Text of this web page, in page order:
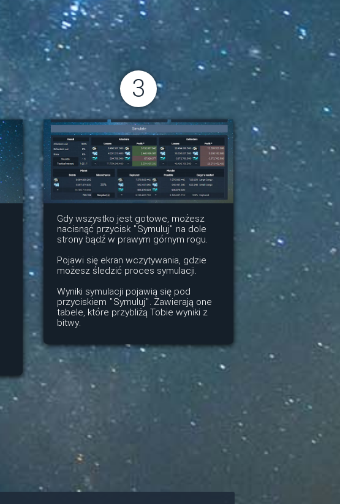
3
Gdy wszystko jest gotowe, możesz
nacisnąć przycisk "Symuluj" na dole
strony bądź w prawym górnym rogu.
Pojawi się ekran wczytywania, gdzie
możesz śledzić proces symulacji.
Wyniki symulacji pojawią się pod
przyciskiem "Symuluj". Zawierają one
tabele, które przybliżą Tobie wyniki z
bitwy.